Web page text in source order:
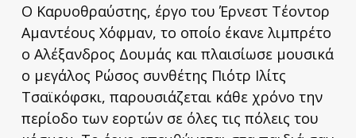
Ο Καρυοθραύστης, έργο του Έρνεστ Τέοντορ
Αμαντέους Χόφμαν, το οποίο έκανε λιμπρέτο
ο Αλέξανδρος Δουμάς και πλαισίωσε μουσικά
ο μεγάλος Ρώσος συνθέτης Πιότρ Ιλίτς
Τσαϊκόφσκι, παρουσιάζεται κάθε χρόνο την
περίοδο των εορτών σε όλες τις πόλεις του